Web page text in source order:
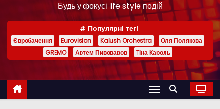
и
Будь у фокусі life style подій
Популярні тегі
Євробачення Eurovision Kalush Orchestra
Оля Полякова
GREMO
Артем Пивоваров Тіна Кароль